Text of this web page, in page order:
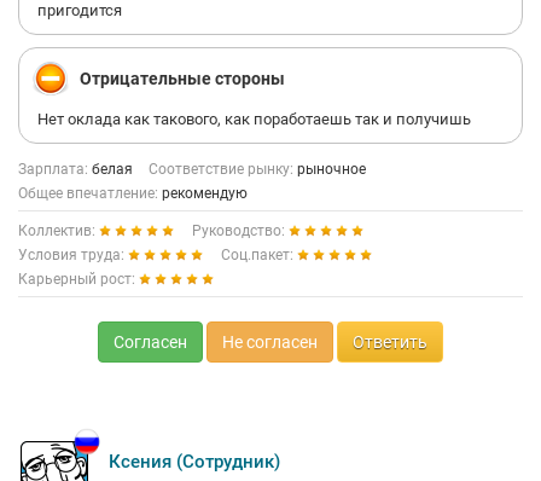
пригодится
Отрицательные стороны
Нет оклада как такового, как поработаешь так и получишь
Зарплата: белая Соответствие рынку: рыночное
Общее впечатление: рекомендую
Коллектив:
Руководство:
Условия труда:
Соц.пакет:
Карьерный рост:
Согласен Не согласен Ответить
Ксения (Сотрудник)